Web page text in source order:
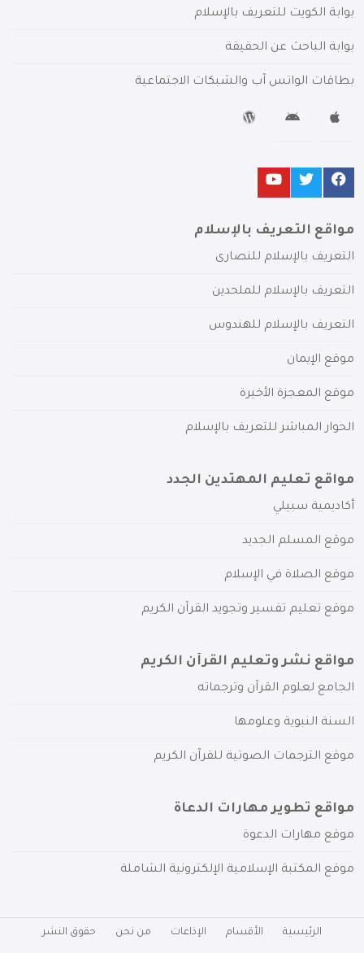
بوابة الكويت للتعريف بالإسلام
بوابة الباحث عن الحقيقة
بطاقات الواتس آب والشبكات الاجتماعية
مواقع التعريف بالإسلام
التعريف بالإسلام للنصارى
التعريف بالإسلام للملحدين
التعريف بالإسلام للهندوس
موقع الإيمان
موقع المعجزة الأخيرة
الحوار المباشر للتعريف بالإسلام
مواقع تعليم المهتدين الجدد
أكاديمية سبيلي
موقع المسلم الجديد
موقع الصلاة في الإسلام
موقع تعليم تفسير وتجويد القرآن الكريم
مواقع نشر وتعليم القرآن الكريم
الجامع لعلوم القرآن وترجماته
السنة النبوية وعلومها
موقع الترجمات الصوتية للقرآن الكريم
مواقع تطوير مهارات الدعاة
موقع مهارات الدعوة
موقع المكتبة الإسلامية الإلكترونية الشاملة
الرئيسية الأقسام الإذاعات من نحن حقوق النشر